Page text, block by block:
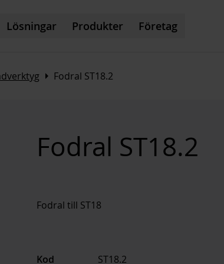
Lösningar Produkter Företag
Arrow_right Fodral ST18.2
Fodral ST18.2
Fodral till ST18
Kod
ST18.2